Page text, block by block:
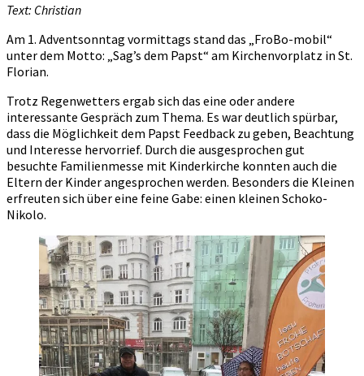
Text: Christian
Am 1. Adventsonntag vormittags stand das „FroBo-mobil“
unter dem Motto: „Sag’s dem Papst“ am Kirchenvorplatz in St.
Florian.
Trotz Regenwetters ergab sich das eine oder andere
interessante Gespräch zum Thema. Es war deutlich spürbar,
dass die Möglichkeit dem Papst Feedback zu geben, Beachtung
und Interesse hervorrief. Durch die ausgesprochen gut
besuchte Familienmesse mit Kinderkirche konnten auch die
Eltern der Kinder angesprochen werden. Besonders die Kleinen
erfreuten sich über eine feine Gabe: einen kleinen Schoko-
Nikolo.